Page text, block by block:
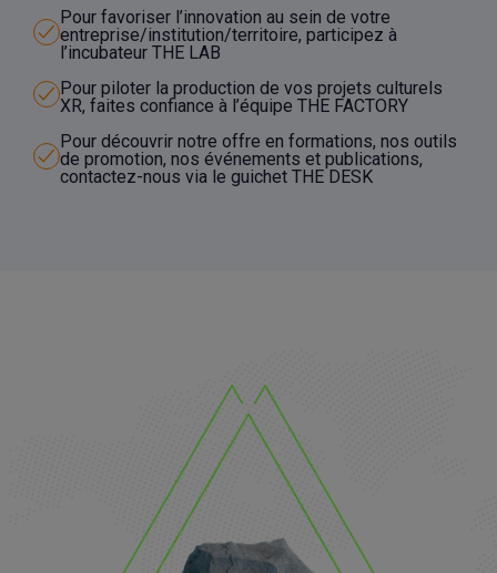
Pour favoriser l’innovation au sein de votre
entreprise/institution/territoire, participez à
l’incubateur THE LAB
Pour piloter la production de vos projets culturels
XR, faites confiance à l’équipe THE FACTORY
Pour découvrir notre offre en formations, nos outils
de promotion, nos événements et publications,
contactez-nous via le guichet THE DESK